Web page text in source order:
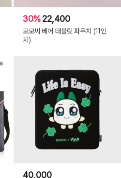
30%22,400
모모씨 베어 태블릿 파우치 (11인
치)
40,000